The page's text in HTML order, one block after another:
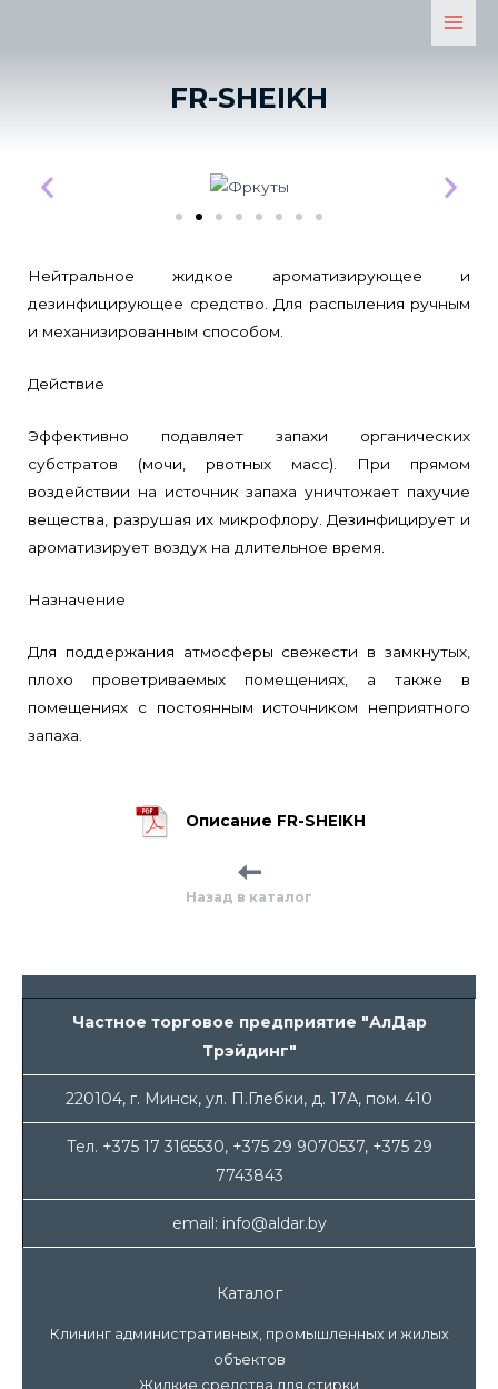
FR-SHEIKH
Нейтральное жидкое ароматизирующее и
дезинфицирующее средство. Для распыления ручным
и механизированным способом.
Действие
Эффективно подавляет запахи органических
субстратов (мочи, рвотных масс). При прямом
воздействии на источник запаха уничтожает пахучие
вещества, разрушая их микрофлору. Дезинфицирует и
ароматизирует воздух на длительное время.
Назначение
Для поддержания атмосферы свежести в замкнутых,
плохо проветриваемых помещениях, а также в
помещениях с постоянным источником неприятного
запаха.
Описание FR-SHEIKH
Назад в каталог
Частное торговое предприятие "АлДар
Трэйдинг"
220104, г. Минск, ул. П.Глебки, д. 17А, пом. 410
Тел. +375 17 3165530, +375 29 9070537, +375 29
7743843
email: info@aldar.by
Каталог
Клининг административных, промышленных и жилых
объектов
Жидкие средства для стирки